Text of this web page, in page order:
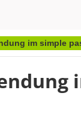
im simple